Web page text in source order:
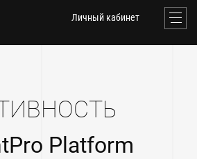
Личный кабинет
Platform